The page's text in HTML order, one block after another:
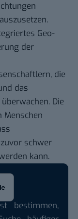
Geo-
der
die
das
Die
Menschen
schwer
kann.
bestimmen,